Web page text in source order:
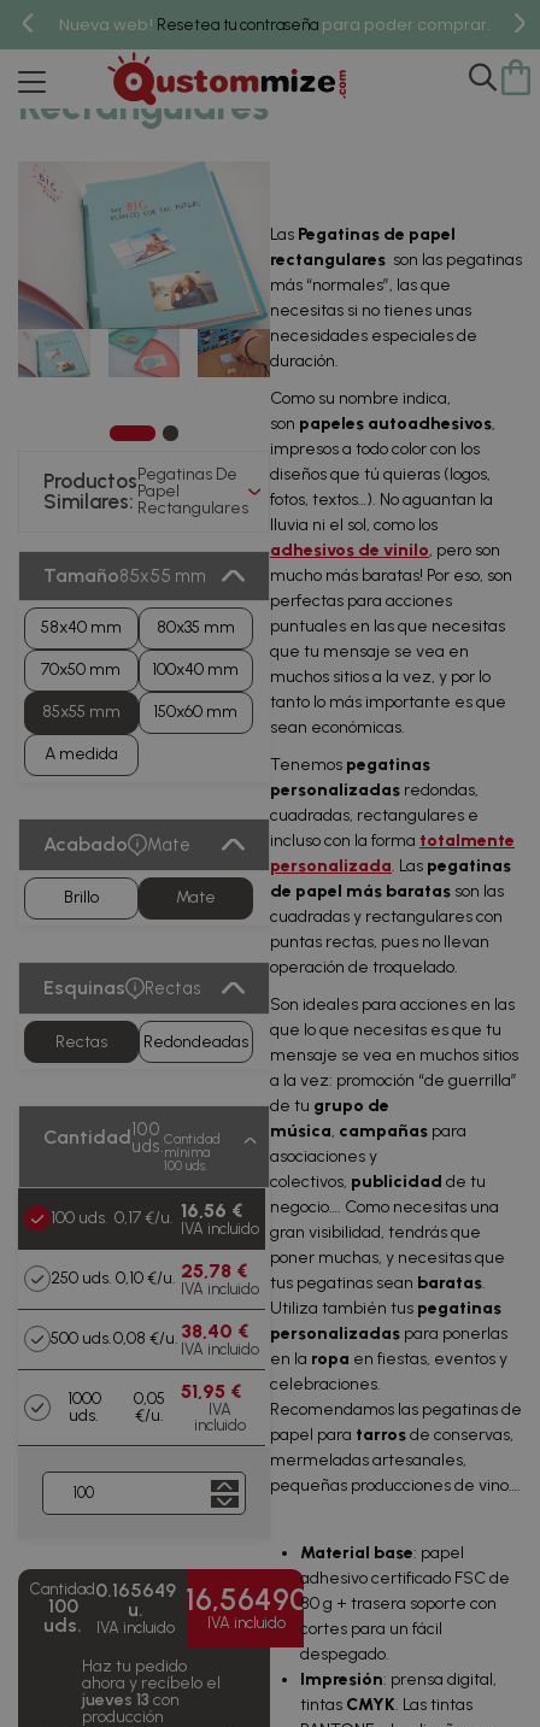
Nueva web! Resetea tu contraseñapara poder comprar.
Pegatinas De Papel
Rectangulares
Productos
Similares:
Pegatinas De
Papel
Rectangulares
Tamaño85x55 mm
58x40 mm 80x35 mm
70x50 mm 100x40 mm
85x55 mm 150x60 mm
A medida
Acabado Mate
Brillo Mate
Esquinas Rectas
Rectas Redondeadas
Cantidad100
uds.Cantidad
mínima
100 uds.
100 uds. 0,17 €/u. 16,56 €
IVA incluido
250 uds. 0,10 €/u. 25,78 €
IVA incluido
500 uds.0,08 €/u. 38,40 €
IVA incluido
1000
uds.
0,05
€/u.
51,95 €
IVA
incluido
2500
uds.
0,04
102,37 €
IVA
incluido
uds.
€/u.
10000
0,03
272,98
Cantidad
100
uds.
0.165649
u.
IVA incluido
16,56490
IVA incluido
Haz tu pedido
ahora y recíbelo el
jueves 13 con
producción
Las Pegatinas de papel
rectangulares son las pegatinas
más “normales”, las que
necesitas si no tienes unas
necesidades especiales de
duración.
Como su nombre indica,
son papeles autoadhesivos,
impresos a todo color con los
diseños que tú quieras (logos,
fotos, textos…). No aguantan la
lluvia ni el sol, como los
adhesivos de vinilo, pero son
mucho más baratas! Por eso, son
perfectas para acciones
puntuales en las que necesitas
que tu mensaje se vea en
muchos sitios a la vez, y por lo
tanto lo más importante es que
sean económicas.
Tenemos pegatinas
personalizadas redondas,
cuadradas, rectangulares e
incluso con la forma totalmente
personalizada. Las pegatinas
de papel más baratas son las
cuadradas y rectangulares con
puntas rectas, pues no llevan
operación de troquelado.
Son ideales para acciones en las
que lo que necesitas es que tu
mensaje se vea en muchos sitios
a la vez: promoción “de guerrilla”
de tu grupo de
música, campañas para
asociaciones y
colectivos, publicidad de tu
negocio…. Como necesitas una
gran visibilidad, tendrás que
poner muchas, y necesitas que
tus pegatinas sean baratas.
Utiliza también tus pegatinas
personalizadas para ponerlas
en la ropa en fiestas, eventos y
celebraciones.
Recomendamos las pegatinas de
papel para tarrosde conservas,
mermeladas artesanales,
pequeñas producciones de vino….
Material base: papel
adhesivo certificado FSC de
80 g + trasera soporte con
cortes para un fácil
despegado.
Impresión: prensa digital,
tintas CMYK. Las tintas